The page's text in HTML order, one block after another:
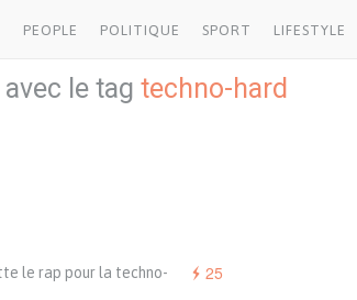
PEOPLE POLITIQUE SPORT LIFESTYLE
le tag techno-hard
25
le rap pour la techno-